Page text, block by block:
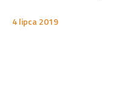
4 lipca 2019